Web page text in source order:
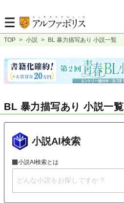
TOP > 小説 > BL 暴力描写あり 小説一覧
BL 暴力描写あり 小説一覧
小説AI検索
小説AI検索とは